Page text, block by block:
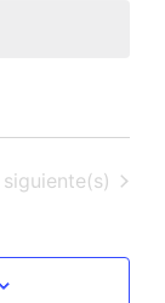
Eventos
siguiente(s)